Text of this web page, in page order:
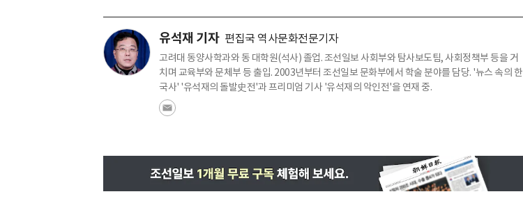
유석재 기자 편집국 역사문화전문기자
고려대 동양사학과와 동 대학원(석사) 졸업. 조선일보 사회부와 탐사보도팀, 사회정책부 등을 거
치며 교육부와 문체부 등 출입. 2003년부터 조선일보 문화부에서 학술 분야를 담당. '뉴스 속의 한
국사' '유석재의 돌발史전'과 프리미엄 기사 '유석재의 악인전'을 연재 중.